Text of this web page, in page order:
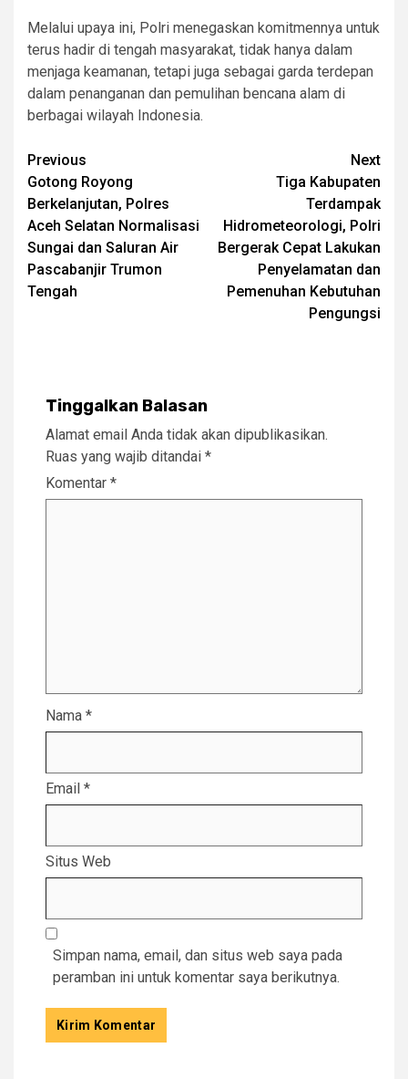
Melalui upaya ini, Polri menegaskan komitmennya untuk
terus hadir di tengah masyarakat, tidak hanya dalam
menjaga keamanan, tetapi juga sebagai garda terdepan
dalam penanganan dan pemulihan bencana alam di
berbagai wilayah Indonesia.
Post
navigation
Previous
Gotong Royong
Berkelanjutan, Polres
Aceh Selatan Normalisasi
Sungai dan Saluran Air
Pascabanjir Trumon
Tengah
Next
Tiga Kabupaten
Terdampak
Hidrometeorologi, Polri
Bergerak Cepat Lakukan
Penyelamatan dan
Pemenuhan Kebutuhan
Pengungsi
Tinggalkan Balasan
Alamat email Anda tidak akan dipublikasikan.
Ruas yang wajib ditandai *
Komentar *
Nama *
Email *
Situs Web
Simpan nama, email, dan situs web saya pada
peramban ini untuk komentar saya berikutnya.